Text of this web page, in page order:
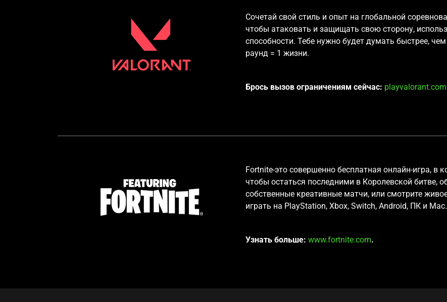
Сочетай свой стиль и опыт на глобальной
чтобы атаковать и защищать свою сторону,
способности. Тебе нужно будет думать быстрее,
раунд = 1 жизни.
Брось вызов ограничениям сейчас: playvalorant.com
Fortnite-это совершенно бесплатная онлайн-игра, в
чтобы остаться последними в Королевской битве,
собственные креативные матчи, или смотрите
играть на PlayStation, Xbox, Switch, Android, ПК и Mac.
Узнать больше: www.fortnite.com.